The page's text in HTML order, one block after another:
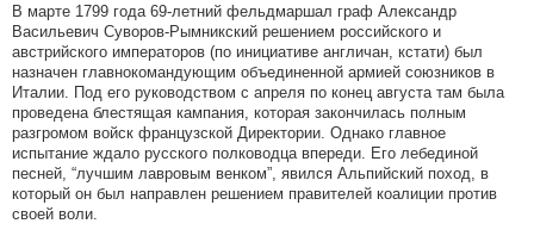
В марте 1799 года 69-летний фельдмаршал граф Александр
Васильевич Суворов-Рымникский решением российского и
австрийского императоров (по инициативе англичан, кстати) был
назначен главнокомандующим объединенной армией союзников в
Италии. Под его руководством с апреля по конец августа там была
проведена блестящая кампания, которая закончилась полным
разгромом войск французской Директории. Однако главное
испытание ждало русского полководца впереди. Его лебединой
песней, “лучшим лавровым венком”, явился Альпийский поход, в
который он был направлен решением правителей коалиции против
своей воли.